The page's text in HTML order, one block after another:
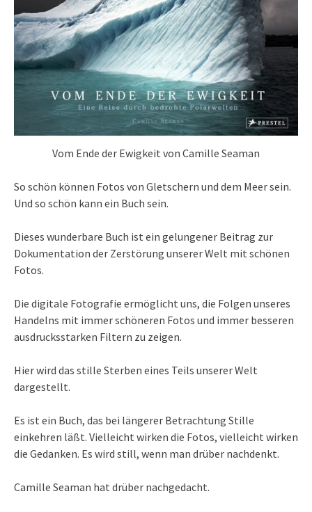
Vom Ende der Ewigkeit von Camille Seaman
So schön können Fotos von Gletschern und dem Meer sein.
Und so schön kann ein Buch sein.
Dieses wunderbare Buch ist ein gelungener Beitrag zur
Dokumentation der Zerstörung unserer Welt mit schönen
Fotos.
Die digitale Fotografie ermöglicht uns, die Folgen unseres
Handelns mit immer schöneren Fotos und immer besseren
ausdrucksstarken Filtern zu zeigen.
Hier wird das stille Sterben eines Teils unserer Welt
dargestellt.
Es ist ein Buch, das bei längerer Betrachtung Stille
einkehren läßt. Vielleicht wirken die Fotos, vielleicht wirken
die Gedanken. Es wird still, wenn man drüber nachdenkt.
Camille Seaman hat drüber nachgedacht.